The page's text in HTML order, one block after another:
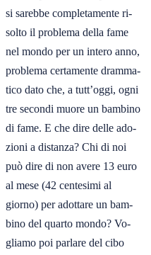
si sarebbe completamente ri-
solto il problema della fame
nel mondo per un intero anno,
problema certamente dramma-
tico dato che, a tutt’oggi, ogni
tre secondi muore un bambino
di fame. E che dire delle ado-
zioni a distanza? Chi di noi
può dire di non avere 13 euro
al mese (42 centesimi al
giorno) per adottare un bam-
bino del quarto mondo? Vo-
gliamo poi parlare del cibo